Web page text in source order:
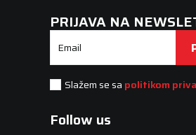
PRIJAVA NA
Email
Slažem se sa politikom
Follow us